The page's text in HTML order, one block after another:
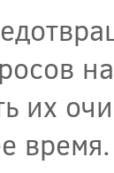
их
время.